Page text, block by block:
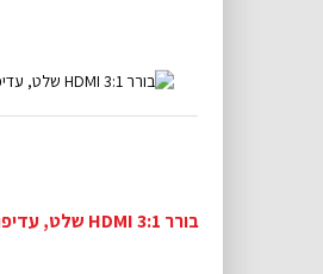
בורר HDMI 3:1 שלט, עדיפות 4K2K